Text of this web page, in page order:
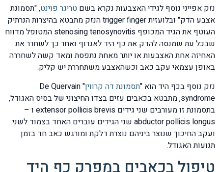
נזק אפייני נוסף לגידי האצבעות נקרא בשם טריגר פוינט, "תסמונת
אצבע הדק" ובלועזית trigger finger הנזק מתבטא בהיצרות הנרתיק
העוטף את הגיד המכופף stenosing tenosynovitis המטופל מדווח
שבכל עת שמנסה להדק את כף היד לאגרוף ואחר כך לשחרר את
האחיזה אחת האצבעות או יותר מאחת נתפסת ומאד קשה לשחררה
באופן עצמאי עקב כאב וכשהאצבע משתחררת יש קליק.
נזק נוסף בכף היד הוא "תסמונת דה קרווין " De Quervain
syndrome, מתבטא בכאבים עזים בצדו החיצוני של בסיס האגודל,
בתסמונת זו מעורבים שני גידים extensor pollicis brevis ו –
abductor pollicis longus שני הגידים עוברים האחד בצמוד לשני
ועקב החיכוך שנוצר ביניהם נוצרת דלקת ומורגש כאב חד בזמן
תנועות האגודל.